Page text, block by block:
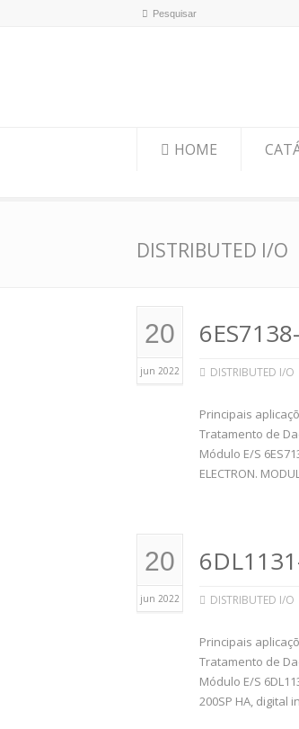
HOME
DISTRIBUTED I/O
20
jun 2022 DISTRIBUTED I/O
Principais
Tratamento de
Módulo E/S
ELECTRON.
20
jun 2022 DISTRIBUTED I/O
Principais
Tratamento de
Módulo E/S
200SP HA, digital